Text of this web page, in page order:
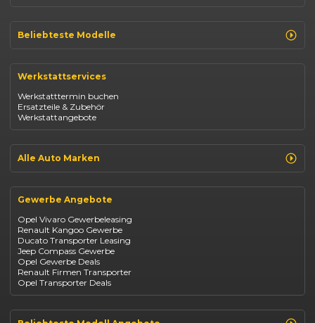
Beliebteste Modelle
Opel Corsa
Fiat 500
Dacia Duster
Dacia Sandero
Jeep Compass
Suzuki Vitara
Suzuki Swift
Mazda CX-30
Werkstattservices
Werkstatttermin buchen
Ersatzteile & Zubehör
Werkstattangebote
Alle Auto Marken
Opel
Fiat
Jeep
Suzuki
BYD
Kia
Mazda
Citroën
Abarth
Fiat Professional
Gewerbe Angebote
Opel Vivaro Gewerbeleasing
Renault Kangoo Gewerbe
Ducato Transporter Leasing
Jeep Compass Gewerbe
Opel Gewerbe Deals
Renault Firmen Transporter
Opel Transporter Deals